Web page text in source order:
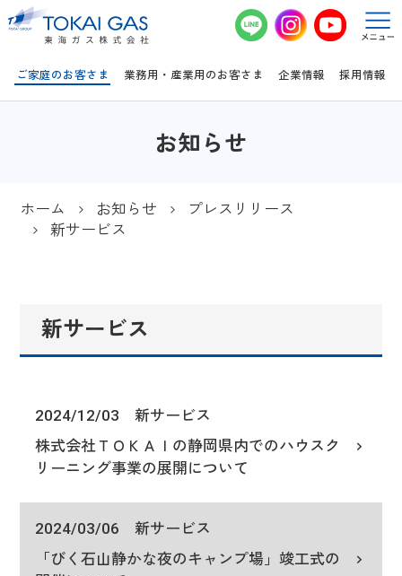
ご家庭のお客さま 業務用・産業用のお客さま 企業情報 採用情報
お知らせ
ホーム お知らせ
プレスリリース
新サービス
新サービス
2024/12/03
新サービス
株式会社ＴＯＫＡＩの静岡県内でのハウスク
リーニング事業の展開について
2024/03/06
新サービス
「びく石山静かな夜のキャンプ場」竣工式の